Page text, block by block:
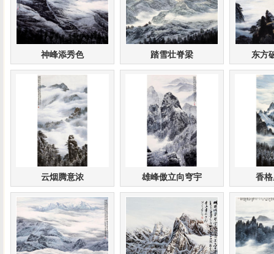
神峰添秀色 踏雪壮脊梁 东方
云烟腾意浓 雄峰傲立向穹宇 香